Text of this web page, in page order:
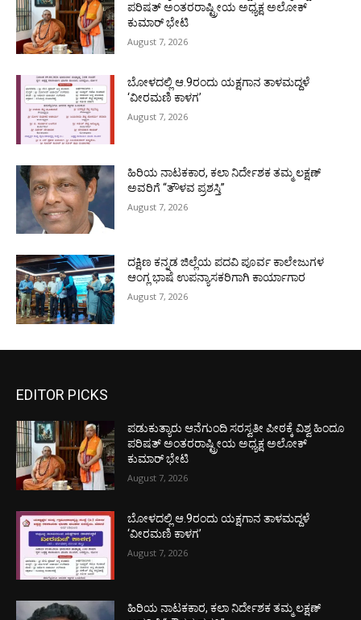
ಪರಿಷತ್ ಅಂತರರಾಷ್ಟ್ರೀಯ ಅಧ್ಯಕ್ಷ ಅಲೋಕ್
ಕುಮಾರ್ ಭೇಟಿ
August 7, 2026
ಬೋಳದಲ್ಲಿ ಆ.9ರಂದು ಯಕ್ಷಗಾನ ತಾಳಮದ್ದಳೆ
‘ವೀರಮಣಿ ಕಾಳಗ’
August 7, 2026
ಹಿರಿಯ ನಾಟಕಕಾರ, ಕಲಾ ನಿರ್ದೇಶಕ ತಮ್ಮ ಲಕ್ಷಣ್
ಅವರಿಗೆ “ತೌಳವ ಪ್ರಶಸ್ತಿ”
August 7, 2026
ದಕ್ಷಿಣ ಕನ್ನಡ ಜಿಲ್ಲೆಯ ಪದವಿ ಪೂರ್ವ ಕಾಲೇಜುಗಳ
ಆಂಗ್ಲ ಭಾಷೆ ಉಪನ್ಯಾಸಕರಿಗಾಗಿ ಕಾರ್ಯಾಗಾರ
August 7, 2026
EDITOR PICKS
ಪಡುಕುತ್ಯಾರು ಆನೆಗುಂದಿ ಸರಸ್ವತೀ ಪೀಠಕ್ಕೆ ವಿಶ್ವ ಹಿಂದೂ
ಪರಿಷತ್ ಅಂತರರಾಷ್ಟ್ರೀಯ ಅಧ್ಯಕ್ಷ ಅಲೋಕ್
ಕುಮಾರ್ ಭೇಟಿ
August 7, 2026
ಬೋಳದಲ್ಲಿ ಆ.9ರಂದು ಯಕ್ಷಗಾನ ತಾಳಮದ್ದಳೆ
‘ವೀರಮಣಿ ಕಾಳಗ’
August 7, 2026
ಹಿರಿಯ ನಾಟಕಕಾರ, ಕಲಾ ನಿರ್ದೇಶಕ ತಮ್ಮ ಲಕ್ಷಣ್